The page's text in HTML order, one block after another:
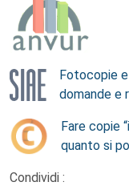
Fotocopie
domande e
Fare copie
quanto si
Condividi :